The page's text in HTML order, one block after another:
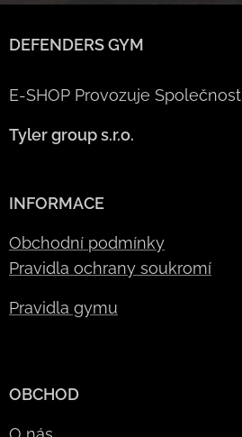
DEFENDERS GYM
E-SHOP Provozuje Společnost
Tyler group s.r.o.
INFORMACE
Obchodní podmínky
Pravidla ochrany soukromí
Pravidla gymu
OBCHOD